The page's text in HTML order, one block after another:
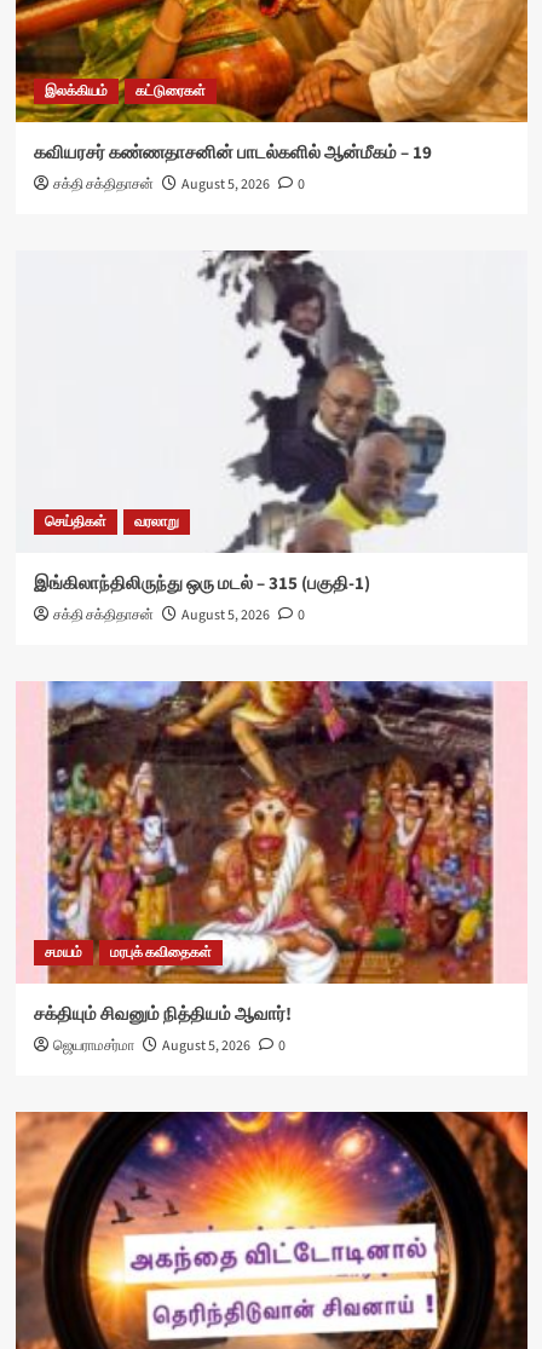
இலக்கியம் கட்டுரைகள்
கவியரசர் கண்ணதாசனின் பாடல்களில் ஆன்மீகம் – 19
சக்தி சக்திதாசன் August 5, 2026 0
செய்திகள் வரலாறு
இங்கிலாந்திலிருந்து ஒரு மடல் – 315 (பகுதி-1)
சக்தி சக்திதாசன் August 5, 2026 0
சமயம் மரபுக் கவிதைகள்
சக்தியும் சிவனும் நித்தியம் ஆவார்!
ஜெயராமசர்மா August 5, 2026 0